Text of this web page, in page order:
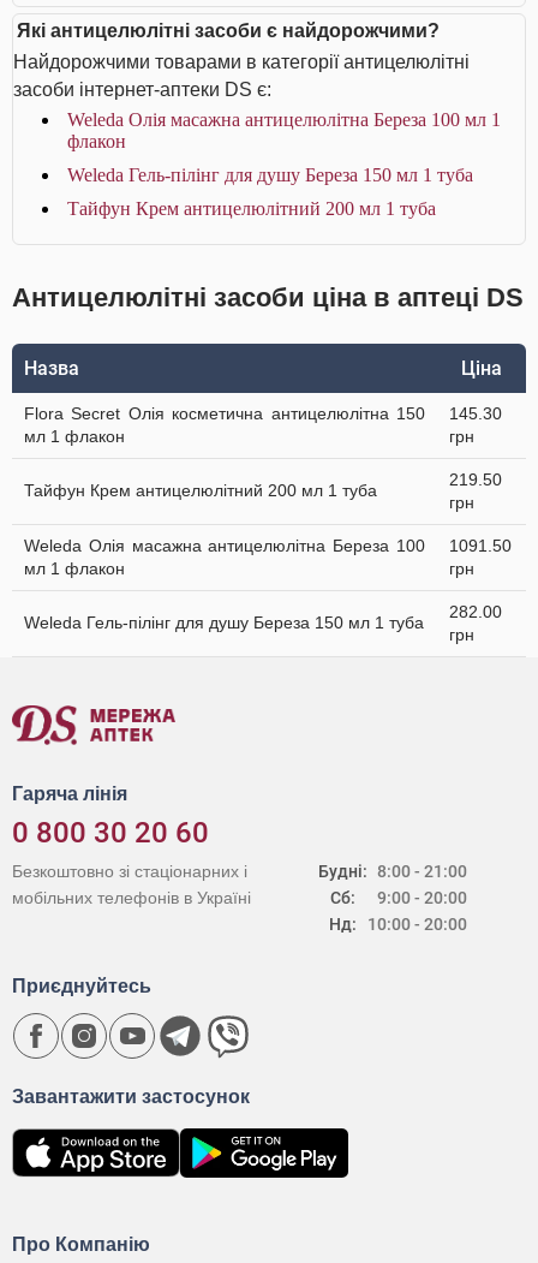
Які антицелюлітні засоби є найдорожчими?
Найдорожчими товарами в категорії антицелюлітні
засоби інтернет-аптеки DS є:
Weleda Олія масажна антицелюлітна Береза 100 мл 1
флакон
Weleda Гель-пілінг для душу Береза 150 мл 1 туба
Тайфун Крем антицелюлітний 200 мл 1 туба
Антицелюлітні засоби ціна в аптеці DS
Назва Ціна
Flora Secret Олія косметична антицелюлітна 150
мл 1 флакон
145.30
грн
Тайфун Крем антицелюлітний 200 мл 1 туба
219.50
грн
Weleda Олія масажна антицелюлітна Береза 100
мл 1 флакон
1091.50
грн
Weleda Гель-пілінг для душу Береза 150 мл 1 туба
282.00
грн
Гаряча лінія
0 800 30 20 60
Будні:
Сб:
Нд:
8:00 - 21:00
9:00 - 20:00
10:00 - 20:00
Безкоштовно зі стаціонарних і
мобільних телефонів в Україні
Про Компанію
Завантажити застосунок
Приєднуйтесь